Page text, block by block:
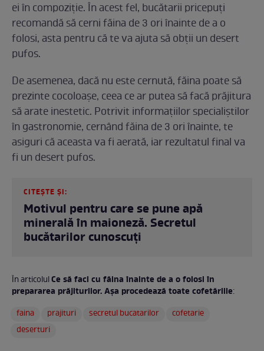
ei în compoziție. În acest fel, bucătarii pricepuți
recomandă să cerni făina de 3 ori înainte de a o
folosi, asta pentru că te va ajuta să obții un desert
pufos.
De asemenea, dacă nu este cernută, făina poate să
prezinte cocoloașe, ceea ce ar putea să facă prăjitura
să arate inestetic. Potrivit informațiilor specialiștilor
în gastronomie, cernând făina de 3 ori înainte, te
asiguri că aceasta va fi aerată, iar rezultatul final va
fi un desert pufos.
CITEȘTE ȘI:
Motivul pentru care se pune apă
minerală în maioneză. Secretul
bucătarilor cunoscuți
În articolulCe să faci cu făina înainte de a o folosi în
prepararea prăjiturilor. Așa procedează toate cofetăriile:
faina
prajituri secretul bucatarilor
cofetarie
deserturi